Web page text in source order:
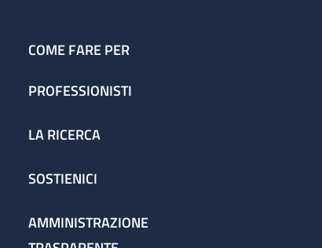
COME FARE PER
PROFESSIONISTI
LA RICERCA
SOSTIENICI
AMMINISTRAZIONE